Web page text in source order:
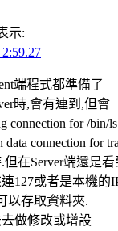
示:
端程式都準備了
時,會有連到,但會
connection for /bin/
data connection for
在Server端還是
127或者是本機的
以存取資料夾.
做修改或增設